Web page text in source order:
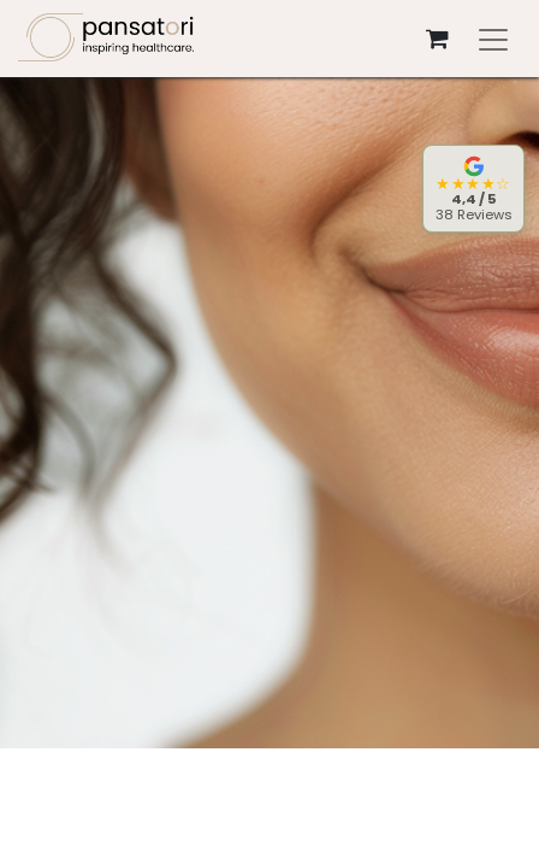
Se rendre au contenu
★★★★☆
4,4 / 5
38 Reviews